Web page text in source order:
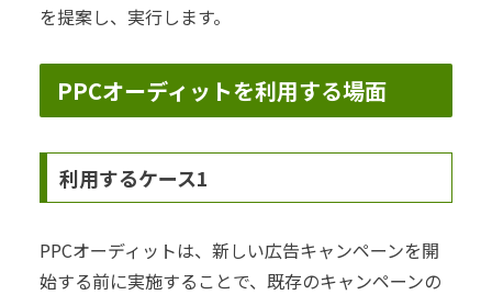
を提案し、実行します。
PPCオーディットを利用する場面
利用するケース1
PPCオーディットは、新しい広告キャンペーンを開
始する前に実施することで、既存のキャンペーンの